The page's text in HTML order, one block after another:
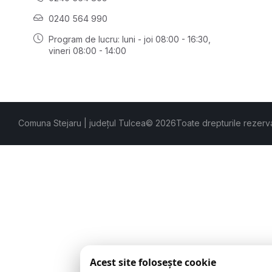
0240 564 990
Program de lucru: luni - joi 08:00 - 16:30,
vineri 08:00 - 14:00
Comuna Stejaru | județul Tulcea© 2026Toate drepturile
Acest site folosește cookie